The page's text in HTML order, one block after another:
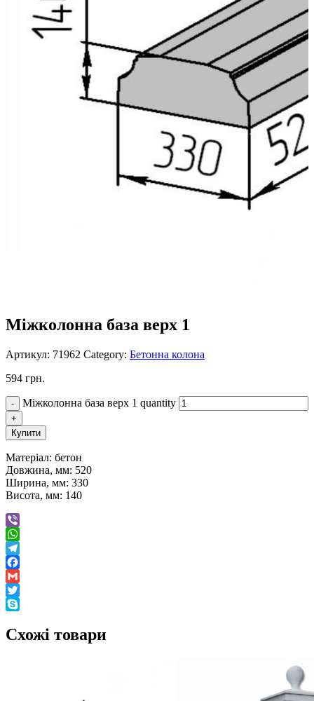
Міжколонна база верх 1
Артикул: 71962 Category: Бетонна колона
594 грн.
Міжколонна база верх 1 quantity
Купити
Матеріал: бетон
Довжина, мм: 520
Ширина, мм: 330
Висота, мм: 140
Viber
WhatsApp
Telegram
Facebook
Gmail
Twitter
Схожі товари